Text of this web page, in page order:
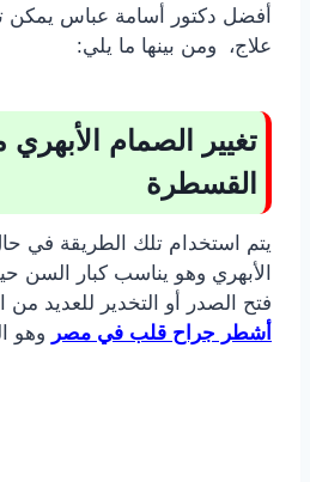
أفضل دكتور أسامة عباس يمكن
علاج، ومن بينها ما يلي:
تغيير الصمام
القسطرة
يتم استخدام تلك الطريقة في
الأبهري وهو يناسب كبار السن
فتح الصدر أو التخدير للعديد من
أشطر جراح قلب في مصر وهو